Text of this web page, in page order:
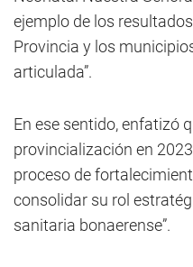
ejemplo de los
Provincia y los
articulada”.
En ese sentido, enfatizó
provincialización en
proceso de
consolidar su rol
sanitaria bonaerense”.